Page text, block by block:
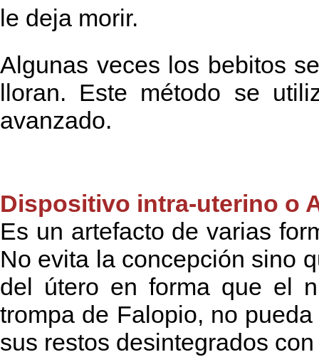
le deja morir.
Algunas veces los bebitos
lloran. Este método se
avanzado.
Dispositivo intra-uterino o
Es un artefacto de varias
No evita la concepción sino
del útero en forma que el
trompa de Falopio, no
sus restos desintegrados